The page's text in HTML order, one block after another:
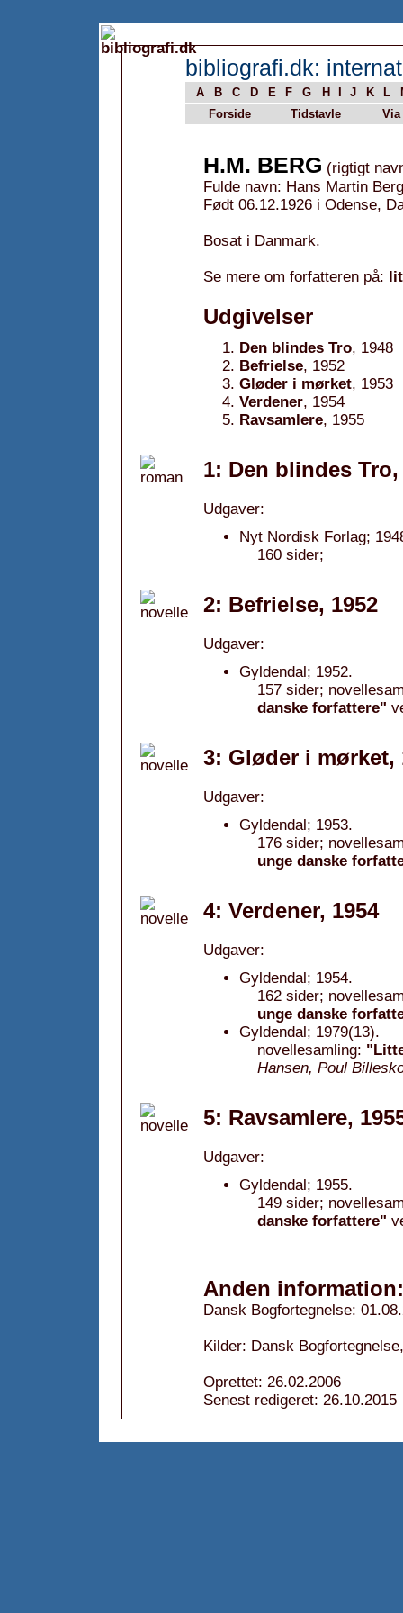
bibliografi.dk:
A B C D E F G H J K L
Forside
Tidstavle Via
H.M. BERG (rigtigt
Fulde navn: Hans Martin Berg
Født 06.12.1926 i Odense,
Bosat i Danmark.
Se mere om forfatteren på:
Udgivelser
Den blindes Tro, 1948
Befrielse, 1952
Gløder i mørket, 1953
Verdener, 1954
Ravsamlere, 1955
1: Den blindes Tro,
Udgaver:
Nyt Nordisk Forlag;
160 sider;
2: Befrielse, 1952
Udgaver:
Gyldendal; 1952.
157 sider;
danske forfattere"
3: Gløder i mørket,
Udgaver:
Gyldendal; 1953.
176 sider;
unge danske
4: Verdener, 1954
Udgaver:
Gyldendal; 1954.
162 sider;
unge danske
Gyldendal; 1979(13).
novellesamling:
Hansen, Poul
5: Ravsamlere,
Udgaver:
Gyldendal; 1955.
149 sider;
danske forfattere"
Anden information:
Dansk Bogfortegnelse:
Kilder: Dansk
Oprettet: 26.02.2006
Senest redigeret: 26.10.2015